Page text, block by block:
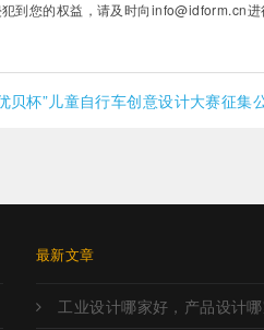
到您的权益，请及时向info@idform.cn进
贝杯”儿童自行车创意设计大赛征集
最新文章
工业设计哪家好，产品设计